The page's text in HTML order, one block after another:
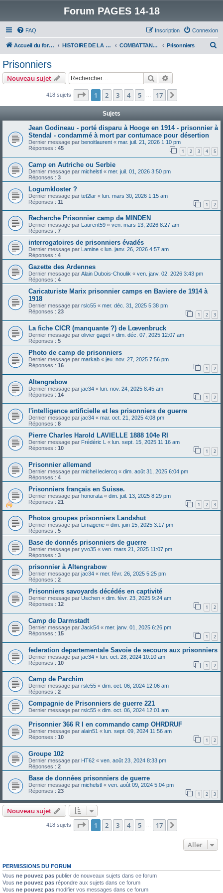
Forum PAGES 14-18
FAQ Connexion
Inscription
Accueil du forum HISTOIRE DE LA GRANDE GUERRE COMBATTANTS DE LA GRANDE GUERRE Prisonniers
h
Prisonniers
Nouveau sujet Rechercher
418 sujets Page 1sur17
1 2 3 4 5 17
Sujets
Jean Godineau - porté disparu à Hooge en 1914 - prisonnier à
Stendal - condammé à mort par contumace pour désertion
Dernier message par benoitlaurent « mar. juil. 21, 2026 1:10 pm
Réponses : 45 1 2 3 4 5
Camp en Autriche ou Serbie
Dernier message par michelstl « mer. juil. 01, 2026 3:50 pm
Réponses : 3
Logumkloster ?
Dernier message par tet2lar « lun. mars 30, 2026 1:15 am
Réponses : 11 1 2
Recherche Prisonnier camp de MINDEN
Dernier message par Laurent59 « ven. mars 13, 2026 8:27 am
Réponses : 7
interrogatoires de prisonniers évadés
Dernier message par Lamine « lun. janv. 26, 2026 4:57 am
Réponses : 4
Gazette des Ardennes
Dernier message par Alain Dubois-Choulik « ven. janv. 02, 2026 3:43 pm
Réponses : 4
Caricaturiste Marix prisonnier camps en Baviere de 1914 à
1918
Dernier message par rslc55 « mer. déc. 31, 2025 5:38 pm
Réponses : 23 1 2 3
La fiche CICR (manquante ?) de Lœvenbruck
Dernier message par olivier gaget « dim. déc. 07, 2025 12:07 am
Réponses : 5
Photo de camp de prisonniers
Dernier message par markab « jeu. nov. 27, 2025 7:56 pm
Réponses : 16 1 2
Altengrabow
Dernier message par jac34 « lun. nov. 24, 2025 8:45 am
Réponses : 14 1 2
l'intelligence artificielle et les prisonniers de guerre
Dernier message par jac34 « mar. oct. 21, 2025 4:08 pm
Réponses : 8
Pierre Charles Harold LAVIELLE 1888 104e RI
Dernier message par Frédéric L « lun. sept. 15, 2025 11:16 am
Réponses : 10 1 2
Prisonnier allemand
Dernier message par michel leclercq « dim. août 31, 2025 6:04 pm
Réponses : 4
Prisonniers français en Suisse.
Dernier message par honorata « dim. juil. 13, 2025 8:29 pm
Réponses : 21 1 2 3
Photos groupes prisonniers Landshut
Dernier message par Limagerie « dim. juin 15, 2025 3:17 pm
Réponses : 5
Base de donnés prisonniers de guerre
Dernier message par yvo35 « ven. mars 21, 2025 11:07 pm
Réponses : 3
prisonnier à Altengrabow
Dernier message par jac34 « mer. févr. 26, 2025 5:25 pm
Réponses : 2
Prisonniers savoyards décédés en captivité
Dernier message par Uschen « dim. févr. 23, 2025 9:24 am
Réponses : 12 1 2
Camp de Darmstadt
Dernier message par Jack54 « mer. janv. 01, 2025 6:26 pm
Réponses : 15 1 2
federation departementale Savoie de secours aux prisonniers
Dernier message par jac34 « lun. oct. 28, 2024 10:10 am
Réponses : 10 1 2
Camp de Parchim
Dernier message par rslc55 « dim. oct. 06, 2024 12:06 am
Réponses : 2
Compagnie de Prisonniers de guerre 221
Dernier message par rslc55 « dim. oct. 06, 2024 12:01 am
Prisonnier 366 R I en commando camp OHRDRUF
Dernier message par alain51 « lun. sept. 09, 2024 11:56 am
Réponses : 10 1 2
Groupe 102
Dernier message par HT62 « ven. août 23, 2024 8:33 pm
Réponses : 2
Base de données prisonniers de guerre
Dernier message par michelstl « ven. août 09, 2024 5:04 pm
Réponses : 23 1 2 3
Nouveau sujet
418 sujets Page 1sur17
1 2 3 4 5 17
Aller
PERMISSIONS DU FORUM
Vous ne pouvez pas publier de nouveaux sujets dans ce forum
Vous ne pouvez pas répondre aux sujets dans ce forum
Vous ne pouvez pas modifier vos messages dans ce forum